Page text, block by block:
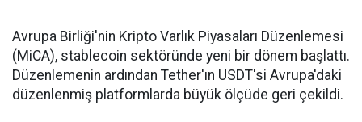
Avrupa Birliği'nin Kripto Varlık Piyasaları Düzenlemesi
(MiCA), stablecoin sektöründe yeni bir dönem başlattı.
Düzenlemenin ardından Tether'ın USDT'si Avrupa'daki
düzenlenmiş platformlarda büyük ölçüde geri çekildi.